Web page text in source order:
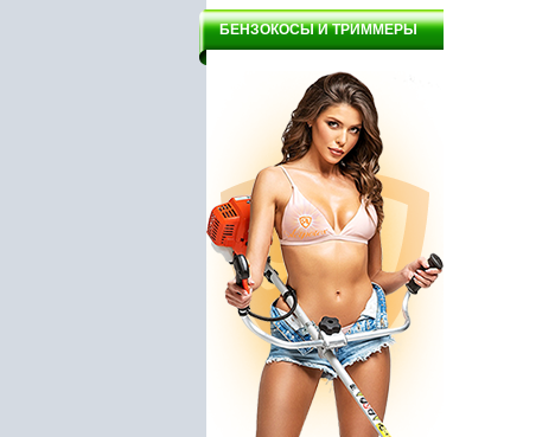
БЕНЗОКОСЫ И ТРИММЕРЫ